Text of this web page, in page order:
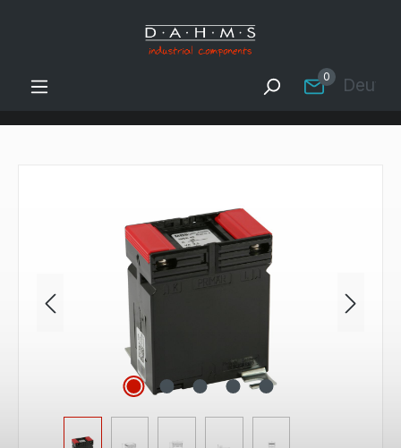
Zum Hauptinhalt springen
0
Bildergalerie überspringen